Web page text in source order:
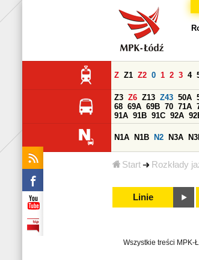
Start Rozkłady
Z Z1 Z2 0 1 2 3 4
Z3 Z6 Z13 Z43 50A
68 69A 69B 70 71A
91A 91B 91C 92A
N1A N1B N2 N3A
Linie
Wszystkie treści